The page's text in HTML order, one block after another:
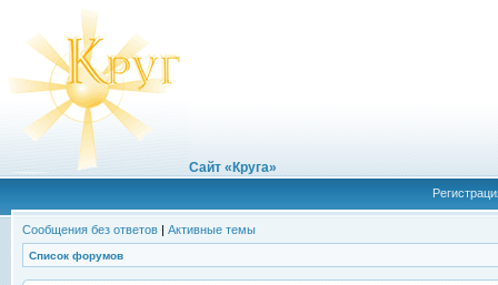
Сайт «Круга»
Сообщения без ответов | Активные темы
Список форумов